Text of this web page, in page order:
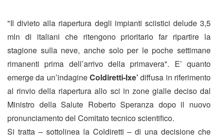
"Il divieto alla riapertura degli impianti sciistici delude 3,5
mln di italiani che ritengono prioritario far ripartire la
stagione sulla neve, anche solo per le poche settimane
rimanenti prima dell’arrivo della primavera". E’ quanto
emerge da un’indagineColdiretti-Ixe’diffusa in riferimento
al rinvio della riapertura allo sci in zone gialle deciso dal
Ministro della Salute Roberto Speranza dopo il nuovo
pronunciamento del Comitato tecnico scientifico.
Si tratta – sottolinea la Coldiretti – di una decisione che